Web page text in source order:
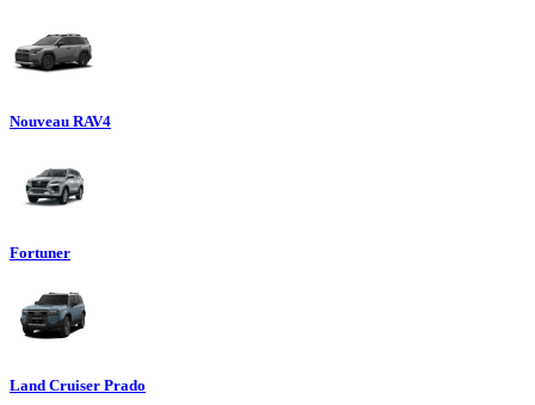
Nouveau RAV4
Fortuner
Land Cruiser Prado